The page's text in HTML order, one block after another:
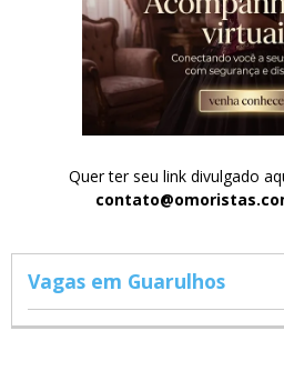
Quer ter seu link divulgado
Vagas em Guarulhos